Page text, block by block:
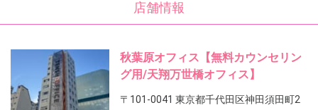
店舗情報
秋葉原オフィス【無料カウンセリン
グ用/天翔万世橋オフィス】
〒101-0041 東京都千代田区神田須田町2